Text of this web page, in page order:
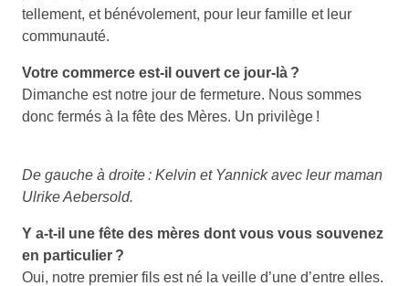
tellement, et bénévolement, pour leur famille et leur
communauté.
Votre commerce est-il ouvert ce jour-là ?
Dimanche est notre jour de fermeture. Nous sommes
donc fermés à la fête des Mères. Un privilège !
De gauche à droite : Kelvin et Yannick avec leur maman
Ulrike Aebersold.
Y a-t-il une fête des mères dont vous vous souvenez
en particulier ?
Oui, notre premier fils est né la veille d’une d’entre elles.